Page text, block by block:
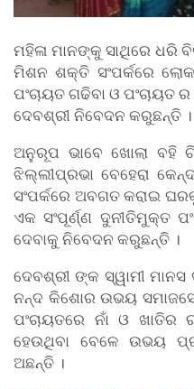
ମହିଳା ମାନଙ୍କୁ ସାଥିରେ ଧରି
ମିଶନ ଶକ୍ତି ସଂପର୍କରେ
ପଂଚାୟତ ଗଢିବା ଓ ପଂଚାୟତ
ଦେବଶ୍ରୀ ନିବେଦନ କରୁଛନ୍ତି ।
ଅନୁରୂପ ଭାବେ ଖୋଲା ବହି
ଝିଲ୍ଲୀପ୍ରଭା ବେହେରା
ସଂପର୍କରେ ଅବଗତ କରାଇ
ଏକ ସଂପୂର୍ଣ୍ଣ ଦୁନୀତିମୁକ୍ତ
ଦେବାକୁ ନିବେଦନ କରୁଛନ୍ତି ।
ଦେବଶ୍ରୀ ଙ୍କ ସ୍ୱାମୀ
ନନ୍ଦ କିଶୋର ଉଭୟ
ପଂଚାୟତରେ ନାଁ ଓ ଖାତିର
ହେଉଥିବା ବେଳେ ଉଭୟ
ଅଛନ୍ତି ।